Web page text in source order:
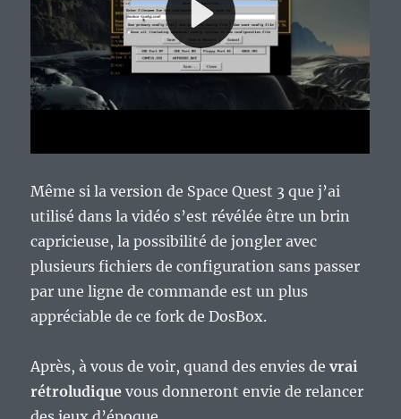
Même si la version de Space Quest 3 que j’ai
utilisé dans la vidéo s’est révélée être un brin
capricieuse, la possibilité de jongler avec
plusieurs fichiers de configuration sans passer
par une ligne de commande est un plus
appréciable de ce fork de DosBox.
Après, à vous de voir, quand des envies devrai
rétroludique vous donneront envie de relancer